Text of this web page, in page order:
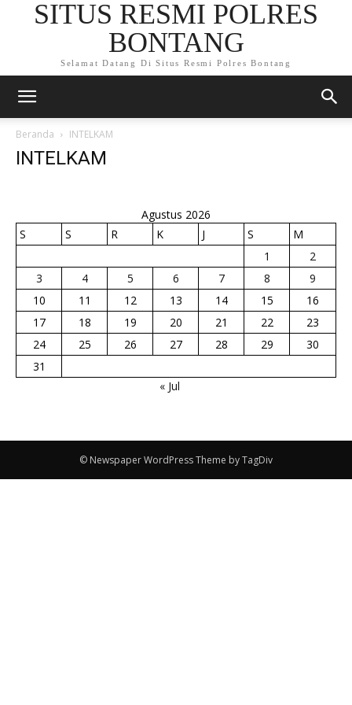
SITUS RESMI POLRES
BONTANG
Selamat Datang Di Situs Resmi Polres Bontang
Beranda INTELKAM
INTELKAM
Agustus 2026
S
S R K J S
M
1
2
3
4 5 6 7 8
9
10
11 12 13 14 15
16
17
18 19 20 21 22
23
24
25 26 27 28 29
30
31
« Jul
© Newspaper WordPress Theme by TagDiv